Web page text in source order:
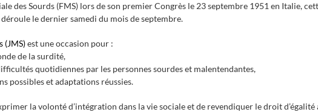
des Sourds (FMS) lors de son premier Congrès le 23 septembre 1951 en Italie,
le dernier samedi du mois de septembre.
(JMS)est une occasion pour :
de la surdité,
quotidiennes par les personnes sourdes et malentendantes,
possibles et adaptations réussies.
la volonté d’intégration dans la vie sociale et de revendiquer le droit d’égalité